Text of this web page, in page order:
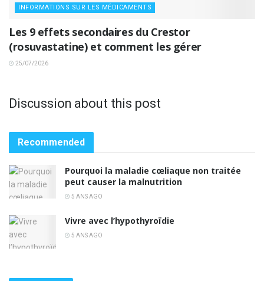
INFORMATIONS SUR LES MÉDICAMENTS
Les 9 effets secondaires du Crestor
(rosuvastatine) et comment les gérer
25/07/2026
Discussion about this post
Recommended
Pourquoi la maladie cœliaque non traitée
peut causer la malnutrition
5 ANS AGO
Vivre avec l’hypothyroïdie
5 ANS AGO